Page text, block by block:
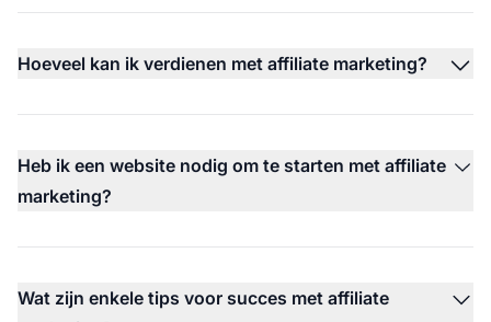
Hoeveel kan ik verdienen met affiliate marketing?
Heb ik een website nodig om te starten met affiliate
marketing?
Wat zijn enkele tips voor succes met affiliate